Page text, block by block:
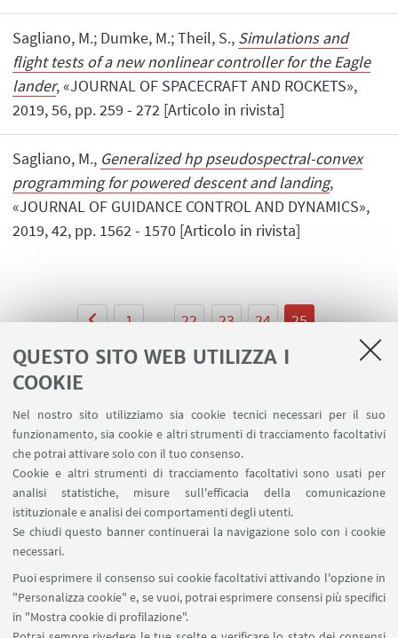
QUESTO SITO WEB UTILIZZA I
COOKIE
Nel nostro sito utilizziamo sia cookie tecnici necessari per il suo
funzionamento, sia cookie e altri strumenti di tracciamento facoltativi
che potrai attivare solo con il tuo consenso.
Cookie e altri strumenti di tracciamento facoltativi sono usati per
analisi statistiche, misure sull'efficacia della comunicazione
istituzionale e analisi dei comportamenti degli utenti.
Se chiudi questo banner continuerai la navigazione solo con i cookie
necessari.
Puoi esprimere il consenso sui cookie facoltativi attivando l'opzione in
"Personalizza cookie" e, se vuoi, potrai esprimere consensi più specifici
in "Mostra cookie di profilazione".
Sagliano, M.; Dumke, M.; Theil, S., Simulations and
flight tests of a new nonlinear controller for the Eagle
lander, «JOURNAL OF SPACECRAFT AND ROCKETS»,
2019, 56, pp. 259 - 272 [Articolo in rivista]
Sagliano, M., Generalized hp pseudospectral-convex
programming for powered descent and landing,
«JOURNAL OF GUIDANCE CONTROL AND DYNAMICS»,
2019, 42, pp. 1562 - 1570 [Articolo in rivista]
1 ... 22 23 24 25
LINK UTILI
Area riservata
Prenotazione auto e sale DIN
Prenotazione auto UNIBO
Prenotazione auto Ingegneria
SEGUI UNIBO SU: